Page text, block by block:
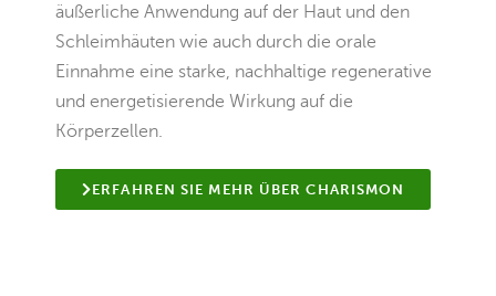
äußerliche Anwendung auf der Haut und den
Schleimhäuten wie auch durch die orale
Einnahme eine starke, nachhaltige regenerative
und energetisierende Wirkung auf die
Körperzellen.
ERFAHREN SIE MEHR ÜBER CHARISMON